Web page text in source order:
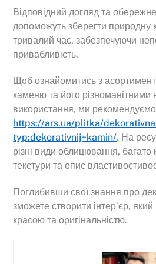
Відповідний догляд та
допоможуть зберегти природну
тривалий час, забезпечуючи
привабливість.
Щоб ознайомитись з
каменю та його різноманітними
використання, ми рекомендуємо
https://ars.ua/plitka/
typ:dekorativnij+kamin/. На
різні види облицювання, багато
текстури та опис
Поглибивши свої знання про
зможете створити інтер’єр,
красою та оригінальністю.